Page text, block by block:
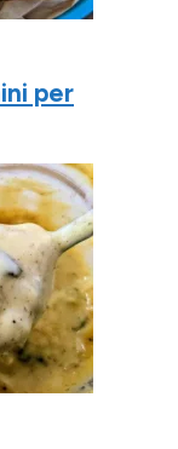
per